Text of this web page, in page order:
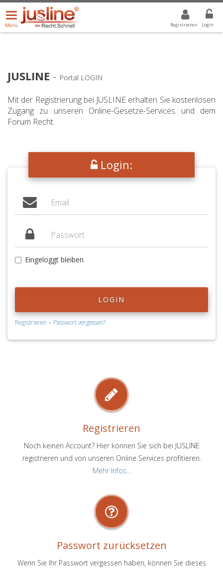
Registrieren Login
Menü
öffnen/schließen
Menü
ALLE DROPDOWN: GEWÄHLTER WERT IST ALLE
JUSLINE - Portal LOGIN
Mit der Registrierung bei JUSLINE erhalten Sie kostenlosen
Zugang zu unseren Online-Gesetze-Services und dem
Forum Recht.
Login:
Eingeloggt bleiben
LOGIN
Registrieren - Passwort vergessen?
Registrieren
Noch keinen Account? Hier können Sie sich bei JUSLINE
registrieren und von unseren Online Services profitieren.
Mehr Infos...
Passwort zurücksetzen
Wenn Sie Ihr Passwort vergessen haben, können Sie dieses